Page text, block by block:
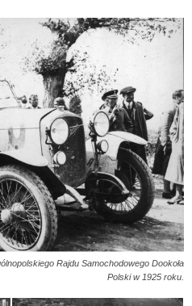
Rajdu Samochodowego Dookoła
Polski w 1925 roku.